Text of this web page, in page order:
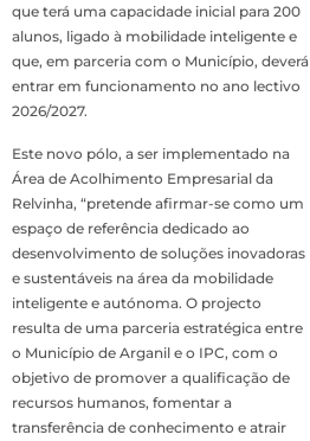
que terá uma capacidade inicial para 200
alunos, ligado à mobilidade inteligente e
que, em parceria com o Município, deverá
entrar em funcionamento no ano lectivo
2026/2027.
Este novo pólo, a ser implementado na
Área de Acolhimento Empresarial da
Relvinha, “pretende afirmar-se como um
espaço de referência dedicado ao
desenvolvimento de soluções inovadoras
e sustentáveis na área da mobilidade
inteligente e autónoma. O projecto
resulta de uma parceria estratégica entre
o Município de Arganil e o IPC, com o
objetivo de promover a qualificação de
recursos humanos, fomentar a
transferência de conhecimento e atrair